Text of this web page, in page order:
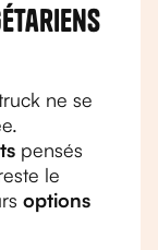
ne se
pensés
le
options